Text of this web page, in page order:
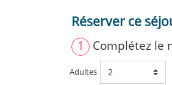
Réserver ce
1 Complétez le
Adultes